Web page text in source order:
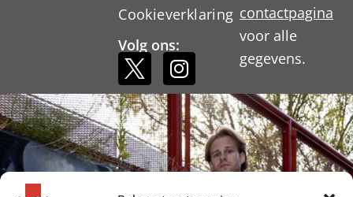
Cookieverklaring
Volg ons:
contactpagina
voor alle
gegevens.